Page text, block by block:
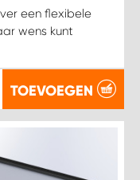
een flexibele
wens kunt
TOEVOEGEN